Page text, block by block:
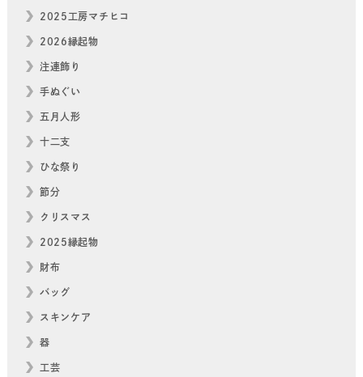
2025工房マチヒコ
2026縁起物
注連飾り
手ぬぐい
五月人形
十二支
ひな祭り
節分
クリスマス
2025縁起物
財布
バッグ
スキンケア
器
工芸